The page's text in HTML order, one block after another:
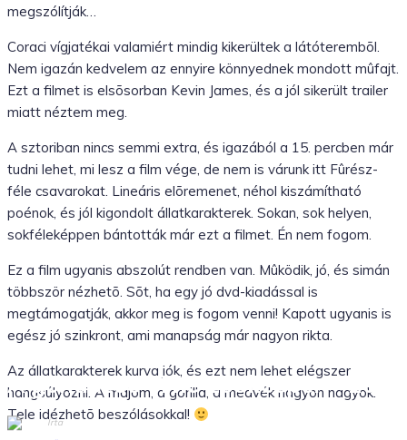
A gondozoo (The Zookeeper –
Írta
megszólítják…
Coraci vígjatékai valamiért mindig kikerültek a látóterembõl.
Nem igazán kedvelem az ennyire könnyednek mondott mûfajt.
Ezt a filmet is elsõsorban Kevin James, és a jól sikerült trailer
miatt néztem meg.
A sztoriban nincs semmi extra, és igazából a 15. percben már
tudni lehet, mi lesz a film vége, de nem is várunk itt Fûrész-
féle csavarokat. Lineáris elõremenet, néhol kiszámítható
poénok, és jól kigondolt állatkarakterek. Sokan, sok helyen,
sokféleképpen bántották már ezt a filmet. Én nem fogom.
Ez a film ugyanis abszolút rendben van. Mûködik, jó, és simán
többször nézhetõ. Sõt, ha egy jó dvd-kiadással is
megtámogatják, akkor meg is fogom venni! Kapott ugyanis is
egész jó szinkront, ami manapság már nagyon rikta.
Az állatkarakterek kurva jók, és ezt nem lehet elégszer
hangsúlyozni. A majom, a gorilla, a medvék nagyon nagyok.
Tele idézhetõ beszólásokkal!